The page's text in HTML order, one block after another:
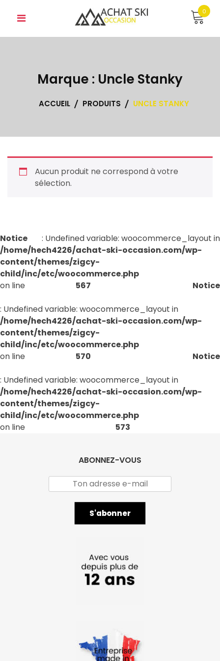
0
Marque : Uncle Stanky
ACCUEIL PRODUITS UNCLE STANKY
Aucun produit ne correspond à votre
sélection.
Notice
: Undefined variable: woocommerce_layout in
/home/hech4226/achat-ski-occasion.com/wp-
content/themes/zigcy-
child/inc/etc/woocommerce.php
on line
567 Notice
: Undefined variable: woocommerce_layout in
/home/hech4226/achat-ski-occasion.com/wp-
content/themes/zigcy-
child/inc/etc/woocommerce.php
on line
570 Notice
: Undefined variable: woocommerce_layout in
/home/hech4226/achat-ski-occasion.com/wp-
content/themes/zigcy-
child/inc/etc/woocommerce.php
on line
573
ABONNEZ-VOUS